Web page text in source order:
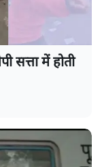
सत्ता में होती